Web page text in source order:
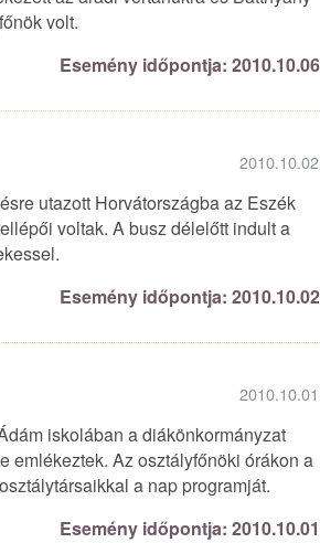
volt.
Esemény időpontja: 2010.10.06
utazott Horvátországba az Eszék
voltak. A busz délelőtt indult a
Esemény időpontja: 2010.10.02
iskolában a diákönkormányzat
emlékeztek. Az osztályfőnöki órákon a
a nap programját.
Esemény időpontja: 2010.10.01